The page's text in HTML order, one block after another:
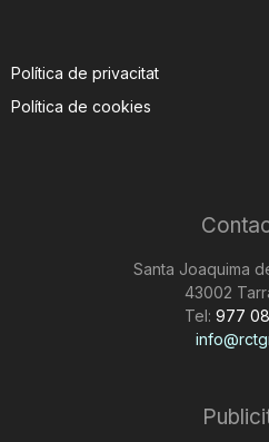
Política de privacitat
Política de cookies
Santa Joaquima
43002
Tel: 977